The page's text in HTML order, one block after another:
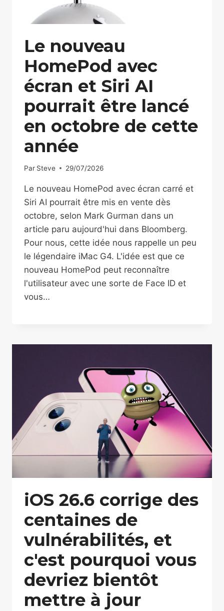
Le nouveau
HomePod avec
écran et Siri AI
pourrait être lancé
en octobre de cette
année
Par Steve 29/07/2026
Le nouveau HomePod avec écran carré et
Siri AI pourrait être mis en vente dès
octobre, selon Mark Gurman dans un
article paru aujourd'hui dans Bloomberg.
Pour nous, cette idée nous rappelle un peu
le légendaire iMac G4. L'idée est que ce
nouveau HomePod peut reconnaître
l'utilisateur avec une sorte de Face ID et
vous…
iOS 26.6 corrige des
centaines de
vulnérabilités, et
c'est pourquoi vous
devriez bientôt
mettre à jour